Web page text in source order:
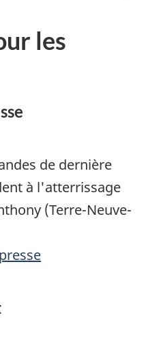
les
de dernière
à l'atterrissage
(Terre-Neuve-